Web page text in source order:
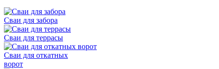
Сваи для забора
Сваи для террасы
Сваи для откатных
ворот